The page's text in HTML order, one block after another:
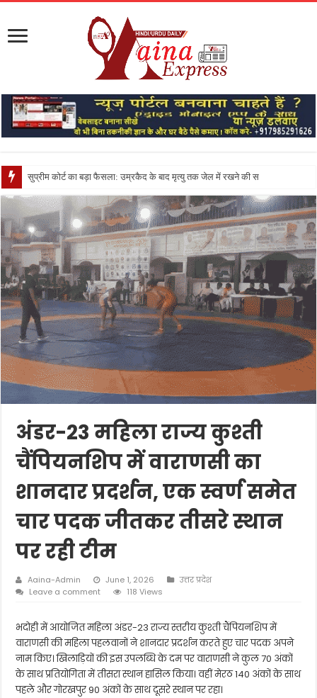
सुप्रीम कोर्ट का बड़ा फैसला: उम्रकैद के बाद मृत्यु तक जेल में रखने की सजा संविधान के अनुरूप
अंडर-23 महिला राज्य कुश्ती
चैंपियनशिप में वाराणसी का
शानदार प्रदर्शन, एक स्वर्ण समेत
चार पदक जीतकर तीसरे स्थान
पर रही टीम
Aaina-Admin June 1, 2026
उत्तर प्रदेश
Leave a comment
118 Views
भदोही में आयोजित महिला अंडर-23 राज्य स्तरीय कुश्ती चैंपियनशिप में
वाराणसी की महिला पहलवानों ने शानदार प्रदर्शन करते हुए चार पदक अपने
नाम किए। खिलाड़ियों की इस उपलब्धि के दम पर वाराणसी ने कुल 70 अंकों
के साथ प्रतियोगिता में तीसरा स्थान हासिल किया। वहीं मेरठ 140 अंकों के साथ
पहले और गोरखपुर 90 अंकों के साथ दूसरे स्थान पर रहा।